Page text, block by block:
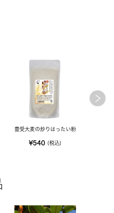
豊受大麦の炒りはったい粉
¥540 (税込)